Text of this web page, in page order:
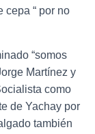
cepa “ por no
“somos
Martínez y
como
de Yachay por
también